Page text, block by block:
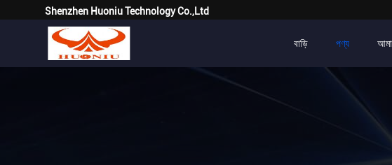
Shenzhen Huoniu Technology Co.,Ltd
বাড়ি পণ্য